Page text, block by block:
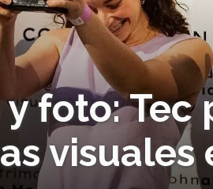
foto: Tec
visuales